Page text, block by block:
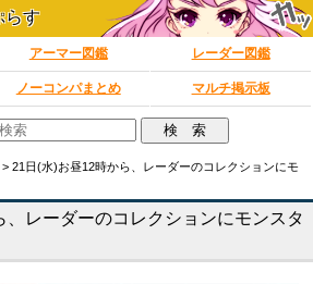
らす
アーマー図鑑 レーダー図鑑
ノーコンパまとめ マルチ掲示板
> 21日(水)お昼12時から、レーダーのコレクションにモ
、レーダーのコレクションにモンスタ